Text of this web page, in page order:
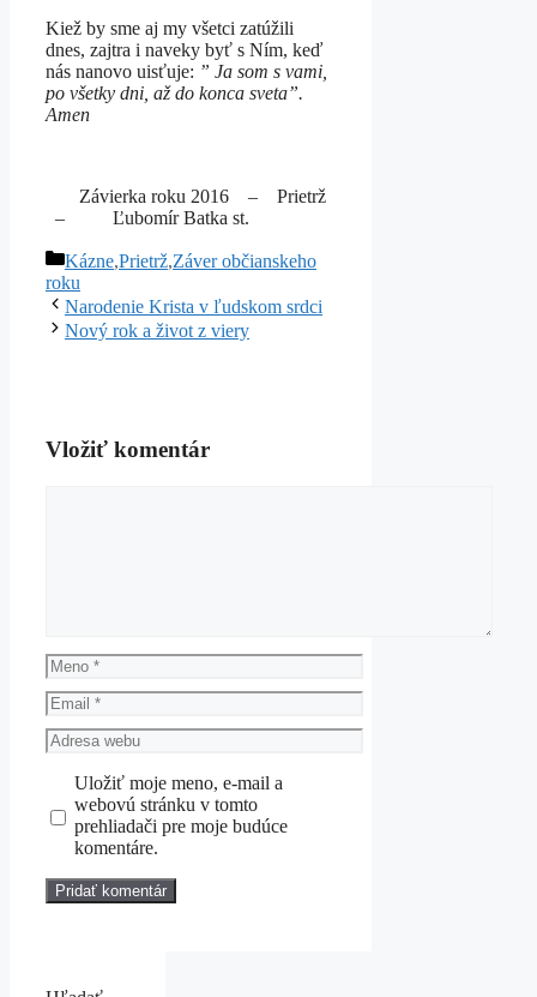
Kiež by sme aj my všetci zatúžili
dnes, zajtra i naveky byť s Ním, keď
nás nanovo uisťuje: ” Ja som s vami,
po všetky dni, až do konca sveta”.
Amen
Závierka roku 2016 – Prietrž
–
Ľubomír Batka st.
Kategórie
Kázne,Prietrž,Záver občianskeho
roku
Narodenie Krista v ľudskom srdci
Nový rok a život z viery
Vložiť komentár
Meno
Email
Adresa
webu
Uložiť moje meno, e-mail a
webovú stránku v tomto
prehliadači pre moje budúce
komentáre.